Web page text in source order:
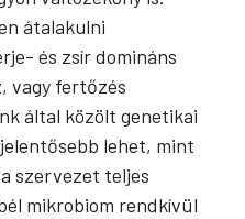
átalakulni
és zsír domináns
vagy fertőzés
által közölt genetikai
lehet, mint
szervezet teljes
mikrobiom rendkívül